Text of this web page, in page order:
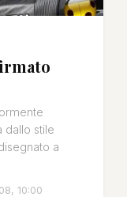
dallo stile
a
10:00